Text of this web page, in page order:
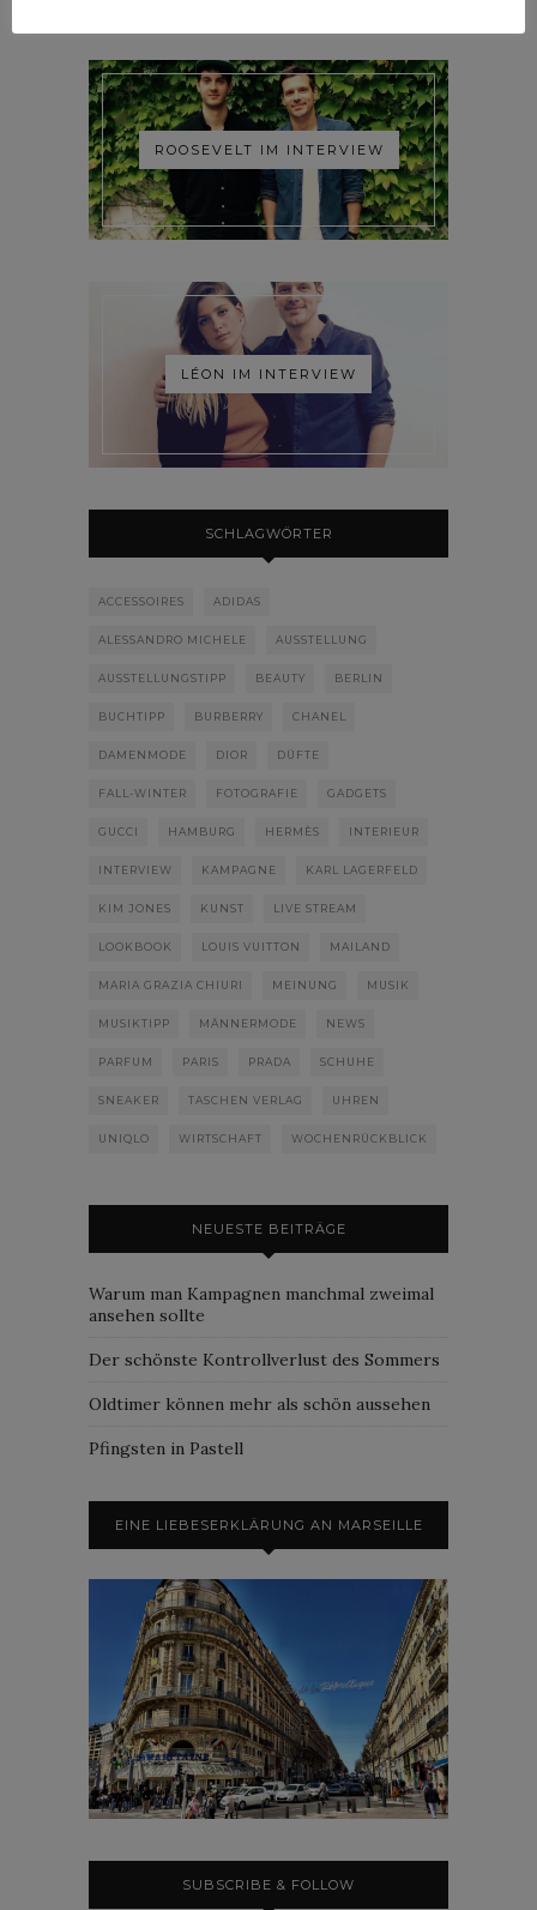
ROOSEVELT IM INTERVIEW
LÉON IM INTERVIEW
SCHLAGWÖRTER
ACCESSOIRES ADIDAS
ALESSANDRO MICHELE AUSSTELLUNG
AUSSTELLUNGSTIPP BEAUTY BERLIN
BUCHTIPP BURBERRY CHANEL
DAMENMODE DIOR DÜFTE
FALL-WINTER FOTOGRAFIE GADGETS
GUCCI HAMBURG HERMÈS INTERIEUR
INTERVIEW KAMPAGNE KARL LAGERFELD
KIM JONES KUNST LIVE STREAM
LOOKBOOK LOUIS VUITTON MAILAND
MARIA GRAZIA CHIURI MEINUNG MUSIK
MUSIKTIPP MÄNNERMODE NEWS
PARFUM PARIS PRADA SCHUHE
SNEAKER TASCHEN VERLAG UHREN
UNIQLO WIRTSCHAFT WOCHENRÜCKBLICK
NEUESTE BEITRÄGE
Warum man Kampagnen manchmal zweimal
ansehen sollte
Der schönste Kontrollverlust des Sommers
Oldtimer können mehr als schön aussehen
Pfingsten in Pastell
EINE LIEBESERKLÄRUNG AN MARSEILLE
SUBSCRIBE & FOLLOW